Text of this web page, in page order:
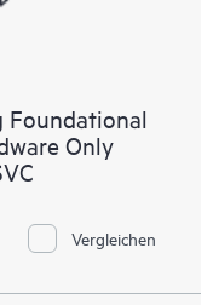
Foundational
Only
Vergleichen